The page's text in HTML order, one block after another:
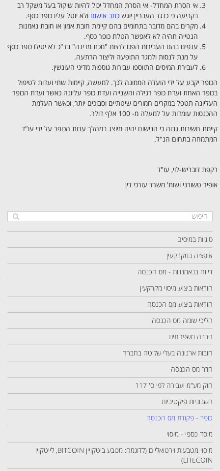
אי הסרת המחדל- אי הסרת המחדל יכול להיות שיקול בעל משקל רב
בקביעה כי כנגד העבריין יוגש כתב אישום ולא יוטל עליו כופר כסף.
מקרים בהם מדובר בתחומים בהם קיימת חובת אמון או חובת נאמנות
הנטייה תהיה לא לאפשר הטלת כופר כסף.
ענפים בהם העבירות הפכו להיות "מכת מדינה" בד"כ לא יטילו כופר כסף
על מנת לנסות ולמגר התופעה וליצור הרתעה.
לעבירת המיסים התווספו עבירות נוספות מדיני העונשין.
הכופר יקבע על ידי הועדה הממונה לכך. למעשה, קיימות שתי ועדות לטיפול
בכופר האחת ועדת כופר רגילה והשנייה ועדת כופר עליונה כאשר ועדת הכופר
העליונה תטפל במקרים חמורים שיטתיים וסבוכים יותר, וכאשר העלמת
ההכנסות עומדות על למעלה מ- 100 אלף דולר.
קיימת חשיבות גבוה כי הנישום יהיה מיוצג במהלך עדות הכופר על ידי עו"ד
המתמחה בתחום הנ"ל.
רקפת דובריש-לוי, עו"ד
אופיר טשורני ושות' משרד עורכי דין
סוגיות במיסים
אופציה במקרקעין
דיווח בנאמנויות - מס הכנסה
הוראות ביצוע מיסוי מקרקעין
הוראות ביצוע מס הכנסה
הליכי שומה מס הכנסה
חברה משפחתית
חובות ארנונה בעלי שליטה בחברה
חוזר מס הכנסה
חוק מע"מ ועבירה לפי ס' 117
חשבוניות פיקטיביות
כופר - פקודת מס הכנסה
מוסד כספי - מיסוי
מיסוי מטבעות וירטואליים (לדוגמה: מטבע ביטקויין BITCOIN, לייטקוין
LITECOIN)